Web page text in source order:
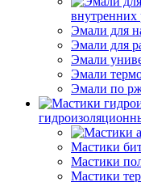
внутренних
Эмали для
Эмали для
Эмали
Эмали
Эмали по
Мастики
Мастики
Мастики